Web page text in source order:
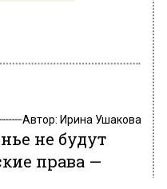
Автор: Ирина Ушакова
не будут
права —